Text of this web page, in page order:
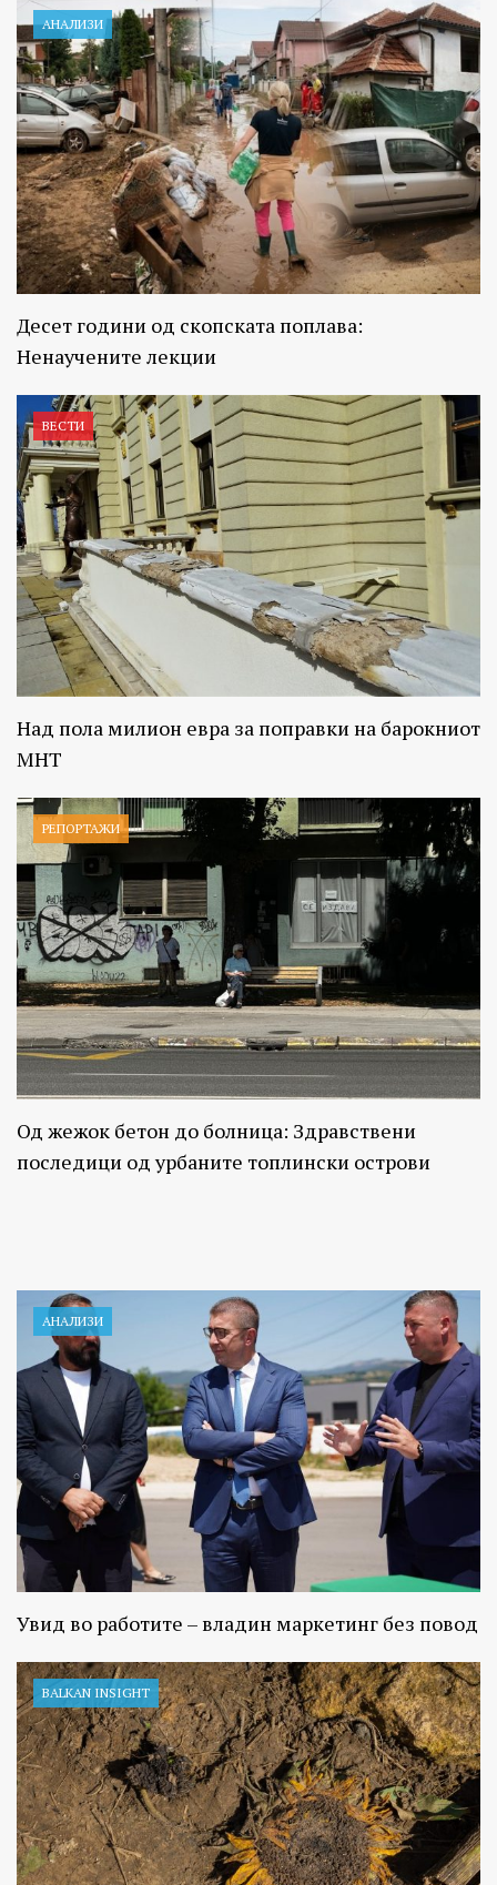
АНАЛИЗИ
Десет години од скопската поплава:
Ненаучените лекции
ВЕСТИ
Над пола милион евра за поправки на барокниот
МНТ
РЕПОРТАЖИ
Од жежок бетон до болница: Здравствени
последици од урбаните топлински острови
АНАЛИЗИ
Увид во работите – владин маркетинг без повод
BALKAN INSIGHT